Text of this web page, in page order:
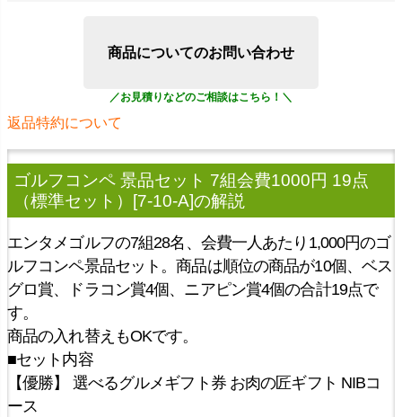
商品についてのお問い合わせ
返品特約について
ゴルフコンペ 景品セット 7組会費1000円 19点
（標準セット）[7-10-A]の解説
エンタメゴルフの7組28名、会費一人あたり1,000円のゴ
ルフコンペ景品セット。商品は順位の商品が10個、ベス
グロ賞、ドラコン賞4個、ニアピン賞4個の合計19点で
す。
商品の入れ替えもOKです。
■セット内容
【優勝】 選べるグルメギフト券 お肉の匠ギフト NIBコ
ース